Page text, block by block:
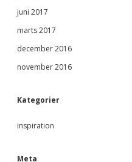
juni 2017
marts 2017
december 2016
november 2016
Kategorier
inspiration
Meta